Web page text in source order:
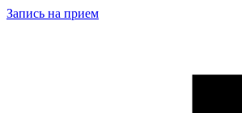
Запись на прием